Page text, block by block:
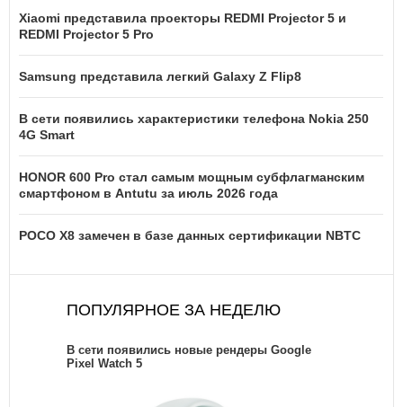
Xiaomi представила проекторы REDMI Projector 5 и
REDMI Projector 5 Pro
Samsung представила легкий Galaxy Z Flip8
В сети появились характеристики телефона Nokia 250
4G Smart
HONOR 600 Pro стал самым мощным субфлагманским
смартфоном в Antutu за июль 2026 года
POCO X8 замечен в базе данных сертификации NBTC
ПОПУЛЯРНОЕ ЗА НЕДЕЛЮ
В сети появились новые рендеры Google
Pixel Watch 5